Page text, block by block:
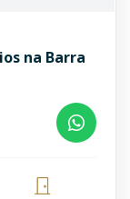
na Barra